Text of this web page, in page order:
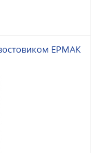
ЕРМАК